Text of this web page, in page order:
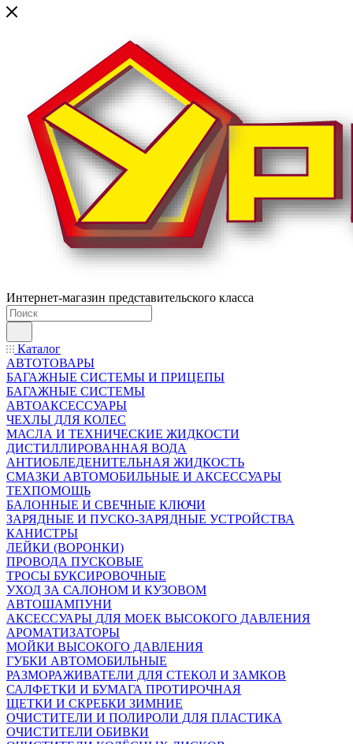
Интернет-магазин представительского класса
Каталог
АВТОТОВАРЫ
БАГАЖНЫЕ СИСТЕМЫ И ПРИЦЕПЫ
БАГАЖНЫЕ СИСТЕМЫ
АВТОАКСЕССУАРЫ
ЧЕХЛЫ ДЛЯ КОЛЕС
МАСЛА И ТЕХНИЧЕСКИЕ ЖИДКОСТИ
ДИСТИЛЛИРОВАННАЯ ВОДА
АНТИОБЛЕДЕНИТЕЛЬНАЯ ЖИДКОСТЬ
СМАЗКИ АВТОМОБИЛЬНЫЕ И АКСЕССУАРЫ
ТЕХПОМОЩЬ
БАЛОННЫЕ И СВЕЧНЫЕ КЛЮЧИ
ЗАРЯДНЫЕ И ПУСКО-ЗАРЯДНЫЕ УСТРОЙСТВА
КАНИСТРЫ
ЛЕЙКИ (ВОРОНКИ)
ПРОВОДА ПУСКОВЫЕ
ТРОСЫ БУКСИРОВОЧНЫЕ
УХОД ЗА САЛОНОМ И КУЗОВОМ
АВТОШАМПУНИ
АКСЕССУАРЫ ДЛЯ МОЕК ВЫСОКОГО ДАВЛЕНИЯ
АРОМАТИЗАТОРЫ
МОЙКИ ВЫСОКОГО ДАВЛЕНИЯ
ГУБКИ АВТОМОБИЛЬНЫЕ
РАЗМОРАЖИВАТЕЛИ ДЛЯ СТЕКОЛ И ЗАМКОВ
САЛФЕТКИ И БУМАГА ПРОТИРОЧНАЯ
ЩЕТКИ И СКРЕБКИ ЗИМНИЕ
ОЧИСТИТЕЛИ И ПОЛИРОЛИ ДЛЯ ПЛАСТИКА
ОЧИСТИТЕЛИ ОБИВКИ